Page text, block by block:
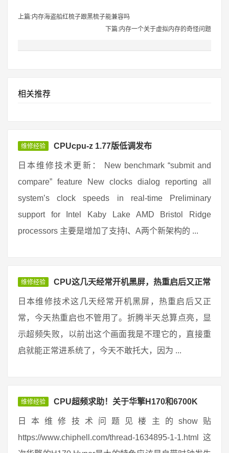
上篇:内存海盗船红梳子跟黑梳子能兼容吗
下篇:内存一个关于虚拟内存的奇怪问题
相关推荐
维修经验 CPUcpu-z 1.77版低调发布
日本维修技术更新： New benchmark “submit and
compare” feature New clocks dialog reporting all
system’s clock speeds in real-time Preliminary
support for Intel Kaby Lake AMD Bristol Ridge
processors 主要是增加了支持I、A两个新架构的 ...
维修经验 CPU这几天经常开机黑屏，热重启后又正常
日本维修技术这几天经常开机黑屏，热重启后又正
常，今天热重启也不管用了。折腾半天总算点亮，显
示超频失败，以前出这个画面我是不理它的，直接重
启就能正常进系统了，今天不敢托大，因为 ...
维修经验 CPU超频求助！关于华擎H170和6700K
日本维修技术问题见楼主的show贴
https://www.chiphell.com/thread-1634895-1-1.html 这